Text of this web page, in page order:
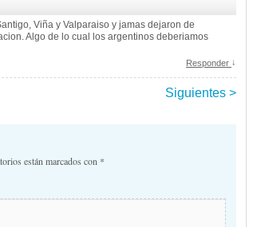
Viña y Valparaiso y jamas dejaron de
Algo de lo cual los argentinos deberiamos
Responder ↓
Siguientes >
están marcados con *